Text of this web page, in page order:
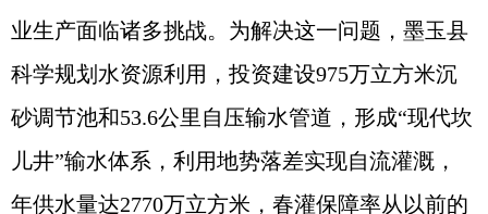
业生产面临诸多挑战。为解决这一问题，墨玉县
科学规划水资源利用，投资建设975万立方米沉
砂调节池和53.6公里自压输水管道，形成“现代坎
儿井”输水体系，利用地势落差实现自流灌溉，
年供水量达2770万立方米，春灌保障率从以前的